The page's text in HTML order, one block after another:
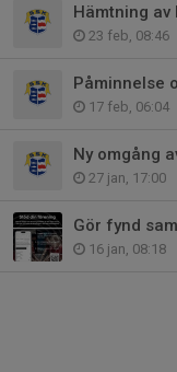
Hämtning
23 feb, 08:46
Påminnelse
17 feb, 06:04
Ny omgång
27 jan, 17:00
Gör fynd
16 jan, 08:18